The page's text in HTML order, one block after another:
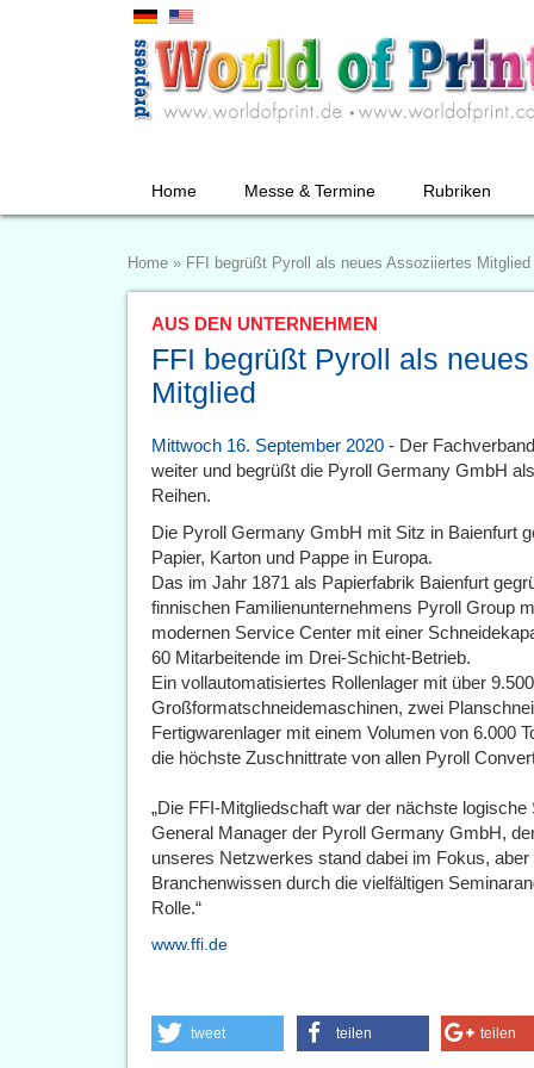
Home Messe & Termine Rubriken
Home » FFI begrüßt Pyroll als neues Assoziiertes Mitglied
AUS DEN UNTERNEHMEN
FFI begrüßt Pyroll als
Mitglied
Mittwoch 16. September 2020 - Der
weiter und begrüßt die Pyroll Germany GmbH
Reihen.
Die Pyroll Germany GmbH mit Sitz in Baienfurt
Papier, Karton und Pappe in Europa.
Das im Jahr 1871 als Papierfabrik Baienfurt
finnischen Familienunternehmens Pyroll Group
modernen Service Center mit einer
60 Mitarbeitende im Drei-Schicht-Betrieb.
Ein vollautomatisiertes Rollenlager mit über
Großformatschneidemaschinen, zwei
Fertigwarenlager mit einem Volumen von 6.000
die höchste Zuschnittrate von allen Pyroll
„Die FFI-Mitgliedschaft war der nächste
General Manager der Pyroll Germany GmbH,
unseres Netzwerkes stand dabei im Fokus,
Branchenwissen durch die vielfältigen
Rolle.“
www.ffi.de
tweet teilen teilen